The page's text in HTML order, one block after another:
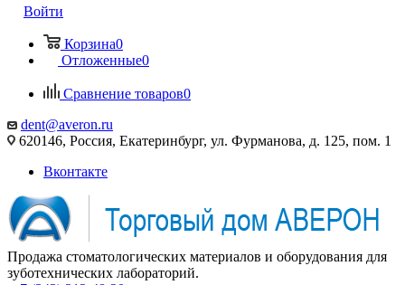
Войти
Корзина0
Отложенные0
Сравнение товаров0
dent@averon.ru
620146, Россия, Екатеринбург, ул. Фурманова, д. 125, пом. 1
Вконтакте
Продажа стоматологических материалов и оборудования для
зуботехнических лабораторий.